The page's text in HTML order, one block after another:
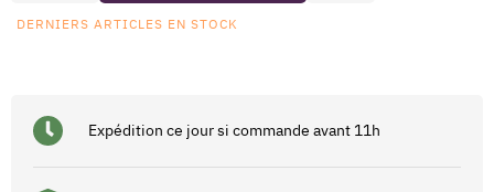
DERNIERS ARTICLES EN STOCK
Expédition ce jour si commande avant 11h